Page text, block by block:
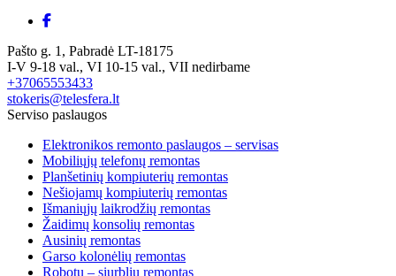
Pašto g. 1, Pabradė LT-18175
I-V 9-18 val., VI 10-15 val., VII nedirbame
+37065553433
stokeris@telesfera.lt
Serviso paslaugos
Elektronikos remonto paslaugos – servisas
Mobiliųjų telefonų remontas
Planšetinių kompiuterių remontas
Nešiojamų kompiuterių remontas
Išmaniųjų laikrodžių remontas
Žaidimų konsolių remontas
Ausinių remontas
Garso kolonėlių remontas
Robotų – siurblių remontas